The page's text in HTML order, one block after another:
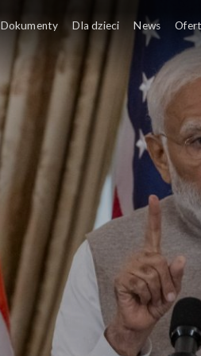
Dokumenty Dla dzieci News